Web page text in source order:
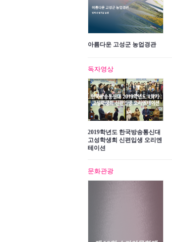
아름다운 고성군 농업경관
독자영상
2019학년도 한국방송통신대
고성학생회 신편입생 오리엔
테이션
문화관광